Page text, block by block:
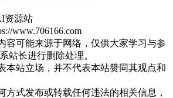
资源站
www.706166.com
容可能来源于网络，仅供大家学习与参
站长进行删除处理。
本站立场，并不代表本站赞同其观点和
方式发布或转载任何违法的相关信息，